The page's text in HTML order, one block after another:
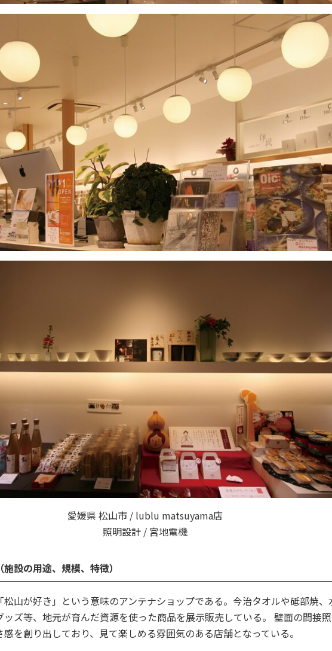
愛媛県 松山市 / lublu matsuyama店
照明設計 / 宮地電機
設の用途、規模、特徴）
松山が好き」という意味のアンテナショップである。今治タオルや砥部焼、
ッズ等、地元が育んだ資源を使った商品を展示販売している。 壁面の間接
感を創り出しており、見て楽しめる雰囲気のある店舗となっている。